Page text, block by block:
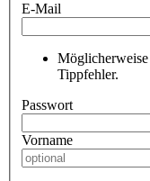
E-Mail
Tippfehler.
Passwort
Vorname